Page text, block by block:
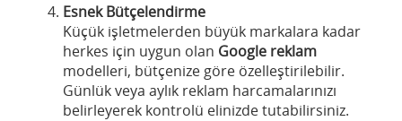
Esnek Bütçelendirme
Küçük işletmelerden büyük markalara kadar
herkes için uygun olan Google reklam
modelleri, bütçenize göre özelleştirilebilir.
Günlük veya aylık reklam harcamalarınızı
belirleyerek kontrolü elinizde tutabilirsiniz.